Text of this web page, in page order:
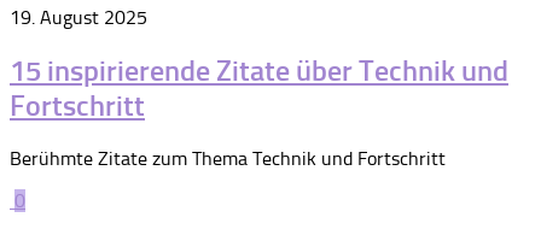
19. August 2025
15 inspirierende Zitate über Technik und
Fortschritt
Berühmte Zitate zum Thema Technik und Fortschritt
0